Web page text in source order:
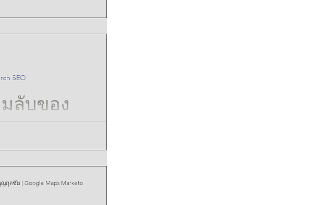
Efficiency
the Power
Maps for
Success
ใน Google
the
Media
on
in
Maps
งรูปแบบสื่อต่าง ๆ ต่อการมีส่วนร่วม
ดึงดูดความสนใจและการมีส่วนร่วม
ลับของ
ภาพสำหรับ
ที่มีประสิทธิภาพสำหรับโครงการ
SEO
กุลชัย | Google Maps Marketo